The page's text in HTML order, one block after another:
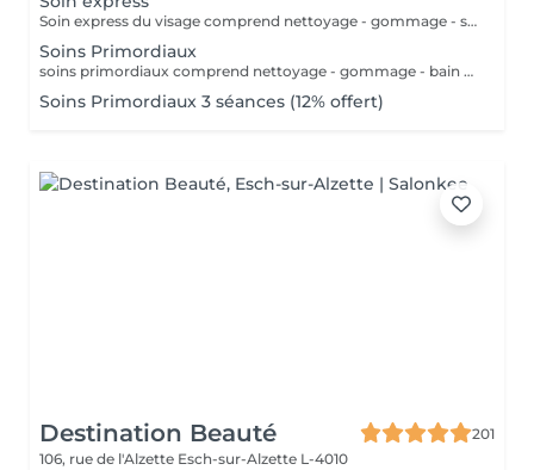
Soin express du visage comprend nettoyage - gommage - sérum
Soins Primordiaux
soins primordiaux comprend nettoyage - gommage - bain de vapeur - modelage - application sérum et masque - crème embellissante.Pour le premier rdv nous réaliserons un diagnostic peau ( 5 minutes.).
Soins Primordiaux 3 séances (12% offert)
Destination Beauté
201
106, rue de l'Alzette Esch-sur-Alzette L-4010